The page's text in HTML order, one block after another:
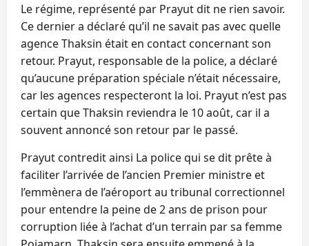
Le régime, représenté par Prayut dit ne rien savoir.
Ce dernier a déclaré qu’il ne savait pas avec quelle
agence Thaksin était en contact concernant son
retour. Prayut, responsable de la police, a déclaré
qu’aucune préparation spéciale n’était nécessaire,
car les agences respecteront la loi. Prayut n’est pas
certain que Thaksin reviendra le 10 août, car il a
souvent annoncé son retour par le passé.
Prayut contredit ainsi La police qui se dit prête à
faciliter l’arrivée de l’ancien Premier ministre et
l’emmènera de l’aéroport au tribunal correctionnel
pour entendre la peine de 2 ans de prison pour
corruption liée à l’achat d’un terrain par sa femme